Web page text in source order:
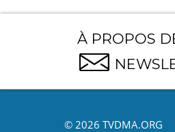
À PROPOS
© 2026 TVDMA.ORG